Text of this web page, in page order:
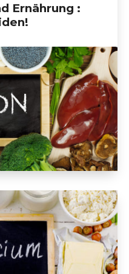
Ernährung :
: Eisenmangel